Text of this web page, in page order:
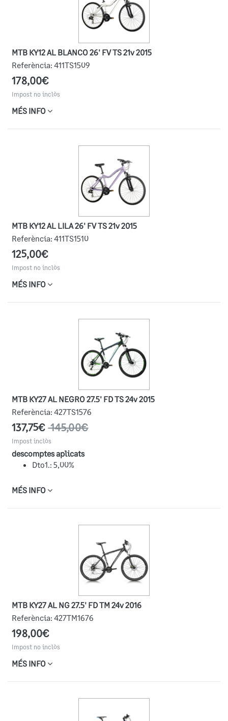
MTB KY12 AL BLANCO 26' FV TS 21v 2015
Referència: 411TS1509
178,00€
Impost no inclòs
MÉS INFO
MTB KY12 AL LILA 26' FV TS 21v 2015
Referència: 411TS1510
125,00€
Impost no inclòs
MÉS INFO
MTB KY27 AL NEGRO 27.5' FD TS 24v 2015
Referència: 427TS1576
137,75€145,00€
Impost inclòs
descomptes aplicats
Dto1.: 5,00%
MÉS INFO
MTB KY27 AL NG 27.5' FD TM 24v 2016
Referència: 427TM1676
198,00€
Impost no inclòs
MÉS INFO